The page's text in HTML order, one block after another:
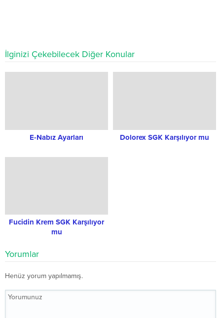
İlginizi Çekebilecek Diğer Konular
E-Nabız Ayarları Dolorex SGK Karşılıyor mu
Fucidin Krem SGK Karşılıyor
mu
Yorumlar
Henüz yorum yapılmamış.